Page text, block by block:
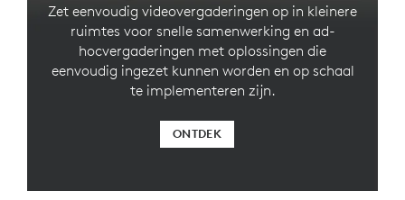
Zet eenvoudig videovergaderingen op in kleinere
ruimtes voor snelle samenwerking en ad-
hocvergaderingen met oplossingen die
eenvoudig ingezet kunnen worden en op schaal
te implementeren zijn.
ONTDEK